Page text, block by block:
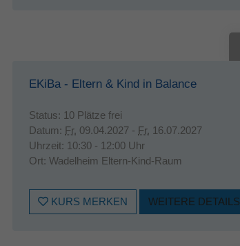
EKiBa - Eltern & Kind in Balance
Status: 10 Plätze frei
Datum: Fr. 09.04.2027 - Fr. 16.07.2027
Uhrzeit: 10:30 - 12:00 Uhr
Ort: Wadelheim Eltern-Kind-Raum
KURS MERKEN WEITERE DETAILS